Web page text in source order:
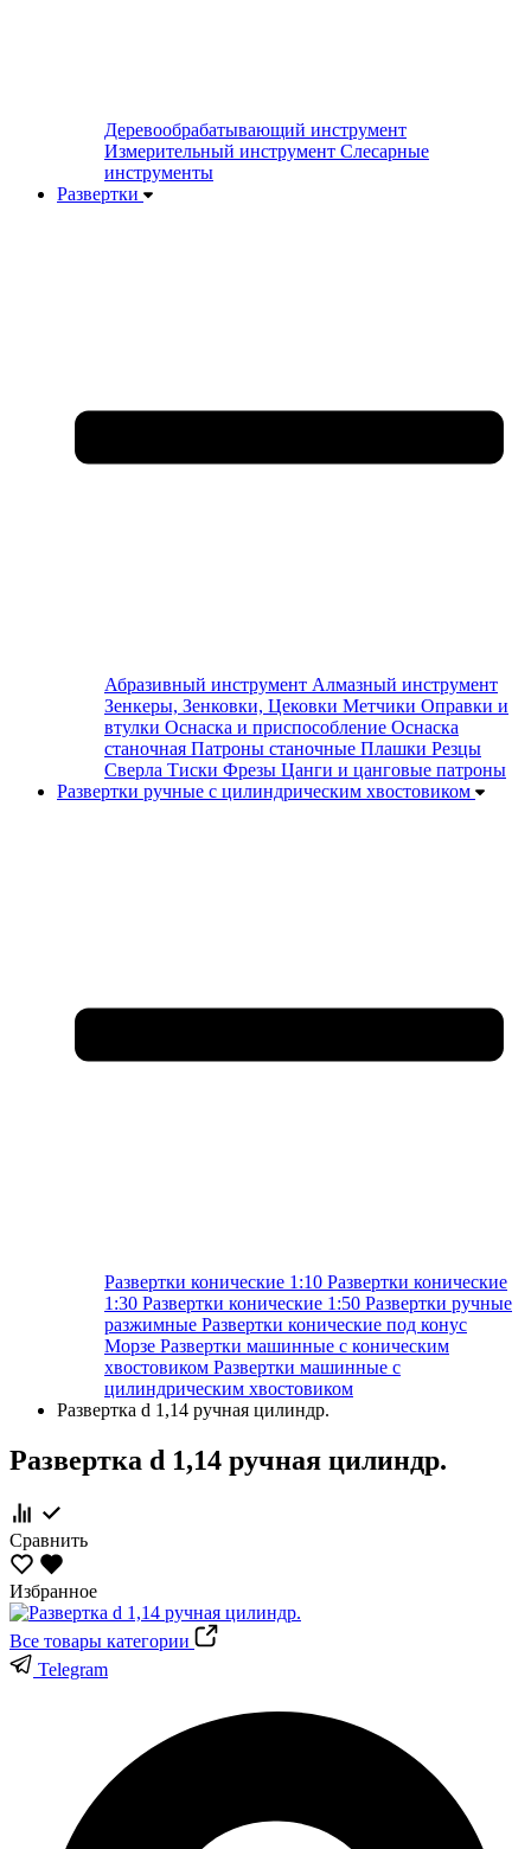
Деревообрабатывающий инструмент
Измерительный инструмент Слесарные
инструменты
Развертки
Абразивный инструмент Алмазный инструмент
Зенкеры, Зенковки, Цековки Метчики Оправки и
втулки Оснаска и приспособление Оснаска
станочная Патроны станочные Плашки Резцы
Сверла Тиски Фрезы Цанги и цанговые патроны
Развертки ручные с цилиндрическим хвостовиком
Развертки конические 1:10 Развертки конические
1:30 Развертки конические 1:50 Развертки ручные
разжимные Развертки конические под конус
Морзе Развертки машинные с коническим
хвостовиком Развертки машинные с
цилиндрическим хвостовиком
Развертка d 1,14 ручная цилиндр.
Развертка d 1,14 ручная цилиндр.
Сравнить
Избранное
Все товары категории
Telegram